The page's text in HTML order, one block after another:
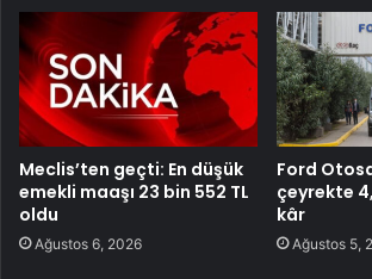
Meclis’ten geçti: En düşük
emekli maaşı 23 bin 552 TL
oldu
Ağustos 6, 2026
Ford
çeyrekte
kâr
Ağustos 5,